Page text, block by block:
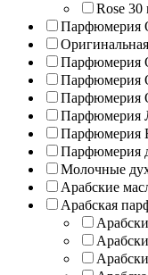
Rose 30
Парфюмерия
Парфюмерия
Парфюмерия
Парфюмерия
Парфюмерия
Парфюмерия
Парфюмерия
Молочные
Арабские
Арабская